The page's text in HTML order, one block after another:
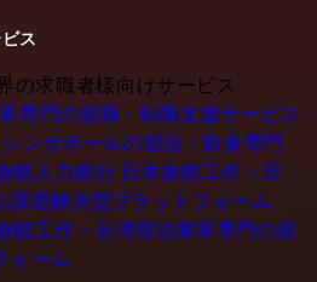
ス
の求職者様向けサービス
専門の就職・転職支援サービス
ガポールの宿泊・飲食専門
館人力銀行 日本旅館工作 - 日
課題解決型プラットフォーム
館工作 - 台湾宿泊業界専門の就
ォーム